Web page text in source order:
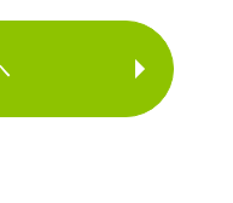
料作成等